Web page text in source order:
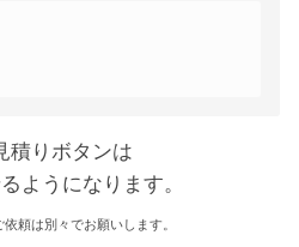
積りボタンは
ようになります。
頼は別々でお願いします。